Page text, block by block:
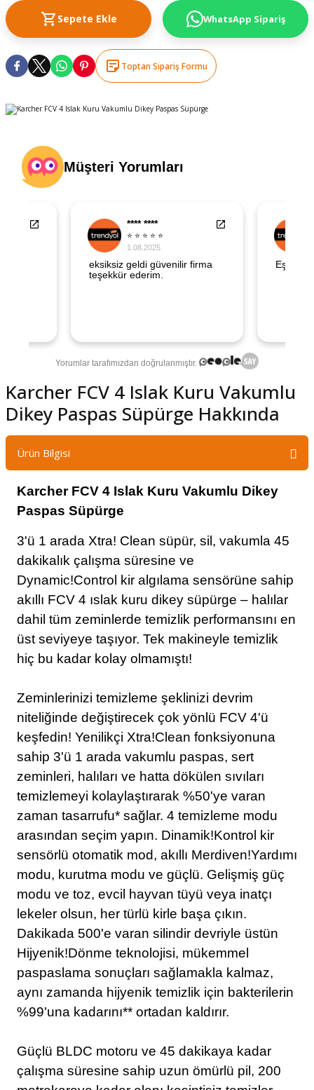
Sepete Ekle WhatsApp Sipariş
Toptan Sipariş Formu
Karcher FCV 4 Islak Kuru Vakumlu
Dikey Paspas Süpürge Hakkında
Ürün Bilgisi
Karcher FCV 4 Islak Kuru Vakumlu Dikey
Paspas Süpürge
3'ü 1 arada Xtra! Clean süpür, sil, vakumla 45
dakikalık çalışma süresine ve
Dynamic!Control kir algılama sensörüne sahip
akıllı FCV 4 ıslak kuru dikey süpürge – halılar
dahil tüm zeminlerde temizlik performansını en
üst seviyeye taşıyor. Tek makineyle temizlik
hiç bu kadar kolay olmamıştı!
Zeminlerinizi temizleme şeklinizi devrim
niteliğinde değiştirecek çok yönlü FCV 4'ü
keşfedin! Yenilikçi Xtra!Clean fonksiyonuna
sahip 3'ü 1 arada vakumlu paspas, sert
zeminleri, halıları ve hatta dökülen sıvıları
temizlemeyi kolaylaştırarak %50'ye varan
zaman tasarrufu* sağlar. 4 temizleme modu
arasından seçim yapın. Dinamik!Kontrol kir
sensörlü otomatik mod, akıllı Merdiven!Yardımı
modu, kurutma modu ve güçlü. Gelişmiş güç
modu ve toz, evcil hayvan tüyü veya inatçı
lekeler olsun, her türlü kirle başa çıkın.
Dakikada 500'e varan silindir devriyle üstün
Hijyenik!Dönme teknolojisi, mükemmel
paspaslama sonuçları sağlamakla kalmaz,
aynı zamanda hijyenik temizlik için bakterilerin
%99'una kadarını** ortadan kaldırır.
Güçlü BLDC motoru ve 45 dakikaya kadar
çalışma süresine sahip uzun ömürlü pil, 200